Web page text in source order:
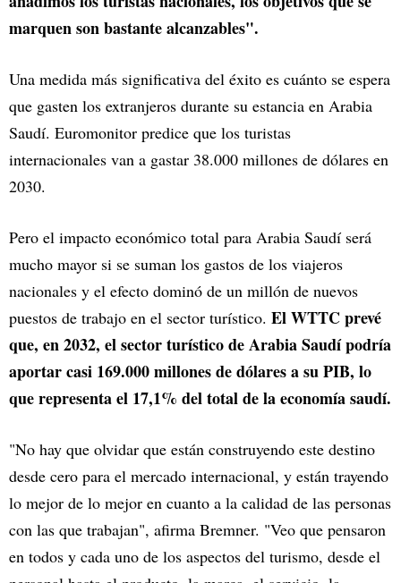
marquen son bastante alcanzables".
Una medida más significativa del éxito es cuánto se espera
que gasten los extranjeros durante su estancia en Arabia
Saudí. Euromonitor predice que los turistas
internacionales van a gastar 38.000 millones de dólares en
2030.
Pero el impacto económico total para Arabia Saudí será
mucho mayor si se suman los gastos de los viajeros
nacionales y el efecto dominó de un millón de nuevos
puestos de trabajo en el sector turístico. El WTTC prevé
que, en 2032, el sector turístico de Arabia Saudí podría
aportar casi 169.000 millones de dólares a su PIB, lo
que representa el 17,1% del total de la economía saudí.
"No hay que olvidar que están construyendo este destino
desde cero para el mercado internacional, y están trayendo
lo mejor de lo mejor en cuanto a la calidad de las personas
con las que trabajan", afirma Bremner. "Veo que pensaron
en todos y cada uno de los aspectos del turismo, desde el